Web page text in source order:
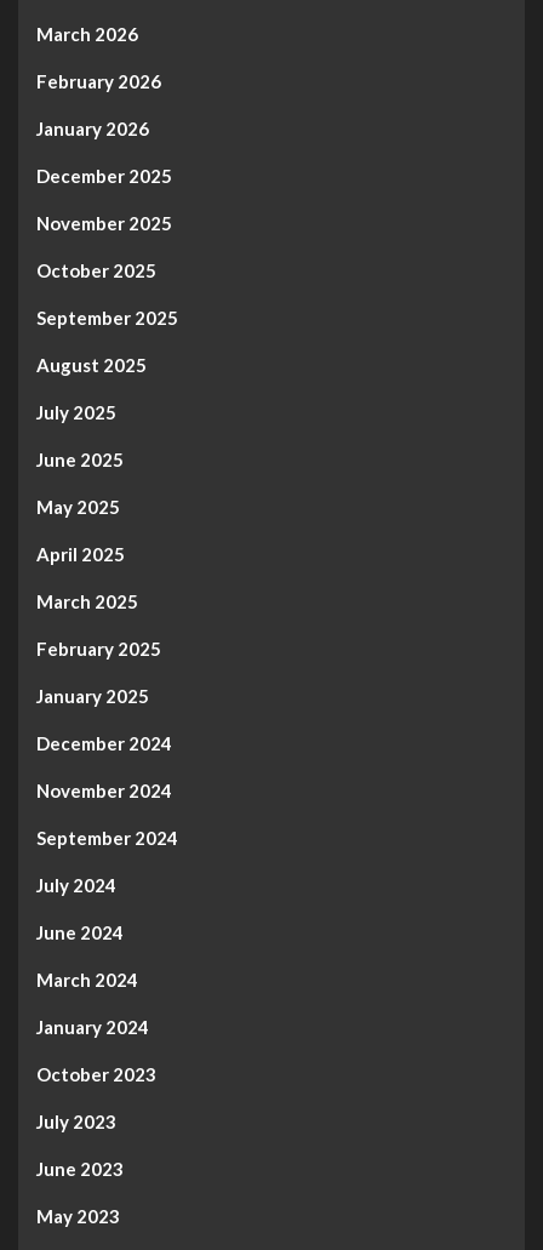
March 2026
February 2026
January 2026
December 2025
November 2025
October 2025
September 2025
August 2025
July 2025
June 2025
May 2025
April 2025
March 2025
February 2025
January 2025
December 2024
November 2024
September 2024
July 2024
June 2024
March 2024
January 2024
October 2023
July 2023
June 2023
May 2023